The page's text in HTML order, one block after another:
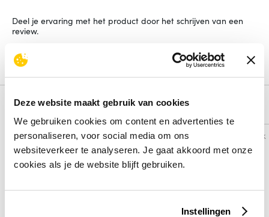
Deze website maakt gebruik van cookies
We gebruiken cookies om content en advertenties te
personaliseren, voor social media om ons
websiteverkeer te analyseren. Je gaat akkoord met onze
cookies als je de website blijft gebruiken.
Instellingen
Deel je ervaring met het product door het schrijven van een
review.
Schrijf een review
Alternatieven
Vergelijk Vergelijk